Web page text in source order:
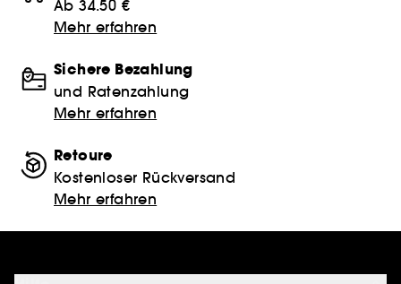
Ab 34.50 €
Mehr erfahren
Sichere Bezahlung
und Ratenzahlung
Mehr erfahren
Retoure
Kostenloser Rückversand
Mehr erfahren